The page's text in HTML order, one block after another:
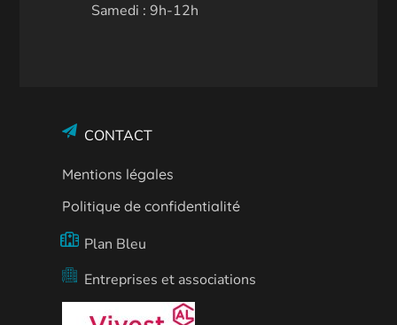
Samedi : 9h-12h
CONTACT
Mentions légales
Politique de confidentialité
Plan Bleu
Entreprises et associations